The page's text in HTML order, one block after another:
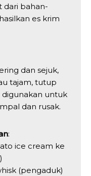
dari bahan-
es krim
dan sejuk,
tajam, tutup
digunakan untuk
dan rusak.
:
ice cream ke
(pengaduk)